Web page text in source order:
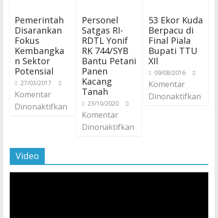
Pemerintah
Disarankan
Fokus
Kembangka
n Sektor
Potensial
27/03/2017
Komentar
Dinonaktifkan
Personel
Satgas RI-
RDTL Yonif
RK 744/SYB
Bantu Petani
Panen
Kacang
Tanah
23/10/2020
Komentar
Dinonaktifkan
53 Ekor Kuda
Berpacu di
Final Piala
Bupati TTU
XIl
09/08/2016
Komentar
Dinonaktifkan
Video